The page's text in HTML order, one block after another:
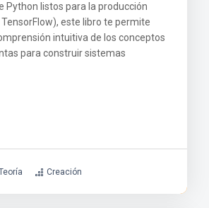
Python listos para la producción
este libro te permite
intuitiva de los conceptos
para construir sistemas
Creación